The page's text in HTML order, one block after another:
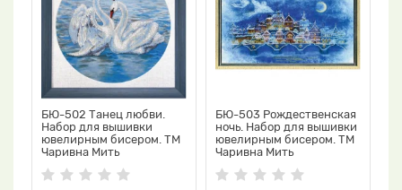
БЮ-502 Танец любви.
Набор для вышивки
ювелирным бисером. ТМ
Чаривна Мить
БЮ-503 Рождественская
ночь. Набор для вышивки
ювелирным бисером. ТМ
Чаривна Мить